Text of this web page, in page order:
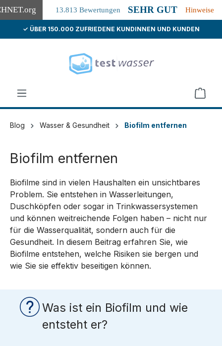
.org 13.813 Bewertungen SEHR GUT Hinweise
springen
✓ ÜBER 150.000 ZUFRIEDENE KUNDINNEN UND KUNDEN
Blog Wasser & Gesundheit Biofilm entfernen
Biofilm entfernen
Biofilme sind in vielen Haushalten ein unsichtbares
Problem. Sie entstehen in Wasserleitungen,
Duschköpfen oder sogar in Trinkwassersystemen
und können weitreichende Folgen haben – nicht nur
für die Wasserqualität, sondern auch für die
Gesundheit. In diesem Beitrag erfahren Sie, wie
Biofilme entstehen, welche Risiken sie bergen und
wie Sie sie effektiv beseitigen können.
Was ist ein Biofilm und wie
entsteht er?